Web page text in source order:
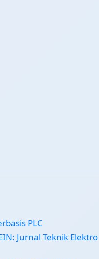
PLC
Jurnal Teknik Elektro